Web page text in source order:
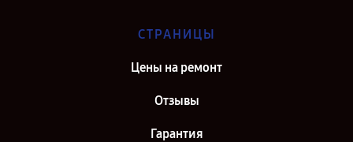
СТРАНИЦЫ
Цены на ремонт
Отзывы
Гарантия